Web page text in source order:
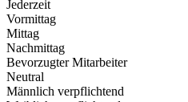
Jederzeit
Vormittag
Mittag
Nachmittag
Bevorzugter Mitarbeiter
Neutral
Männlich verpflichtend